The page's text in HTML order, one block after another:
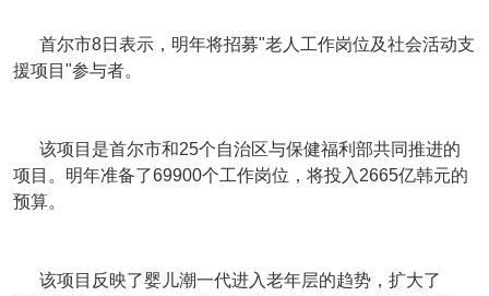
首尔市8日表示，明年将招募"老人工作岗位及社会活动支
援项目"参与者。
该项目是首尔市和25个自治区与保健福利部共同推进的
项目。明年准备了69900个工作岗位，将投入2665亿韩元的
预算。
该项目反映了婴儿潮一代进入老年层的趋势，扩大了